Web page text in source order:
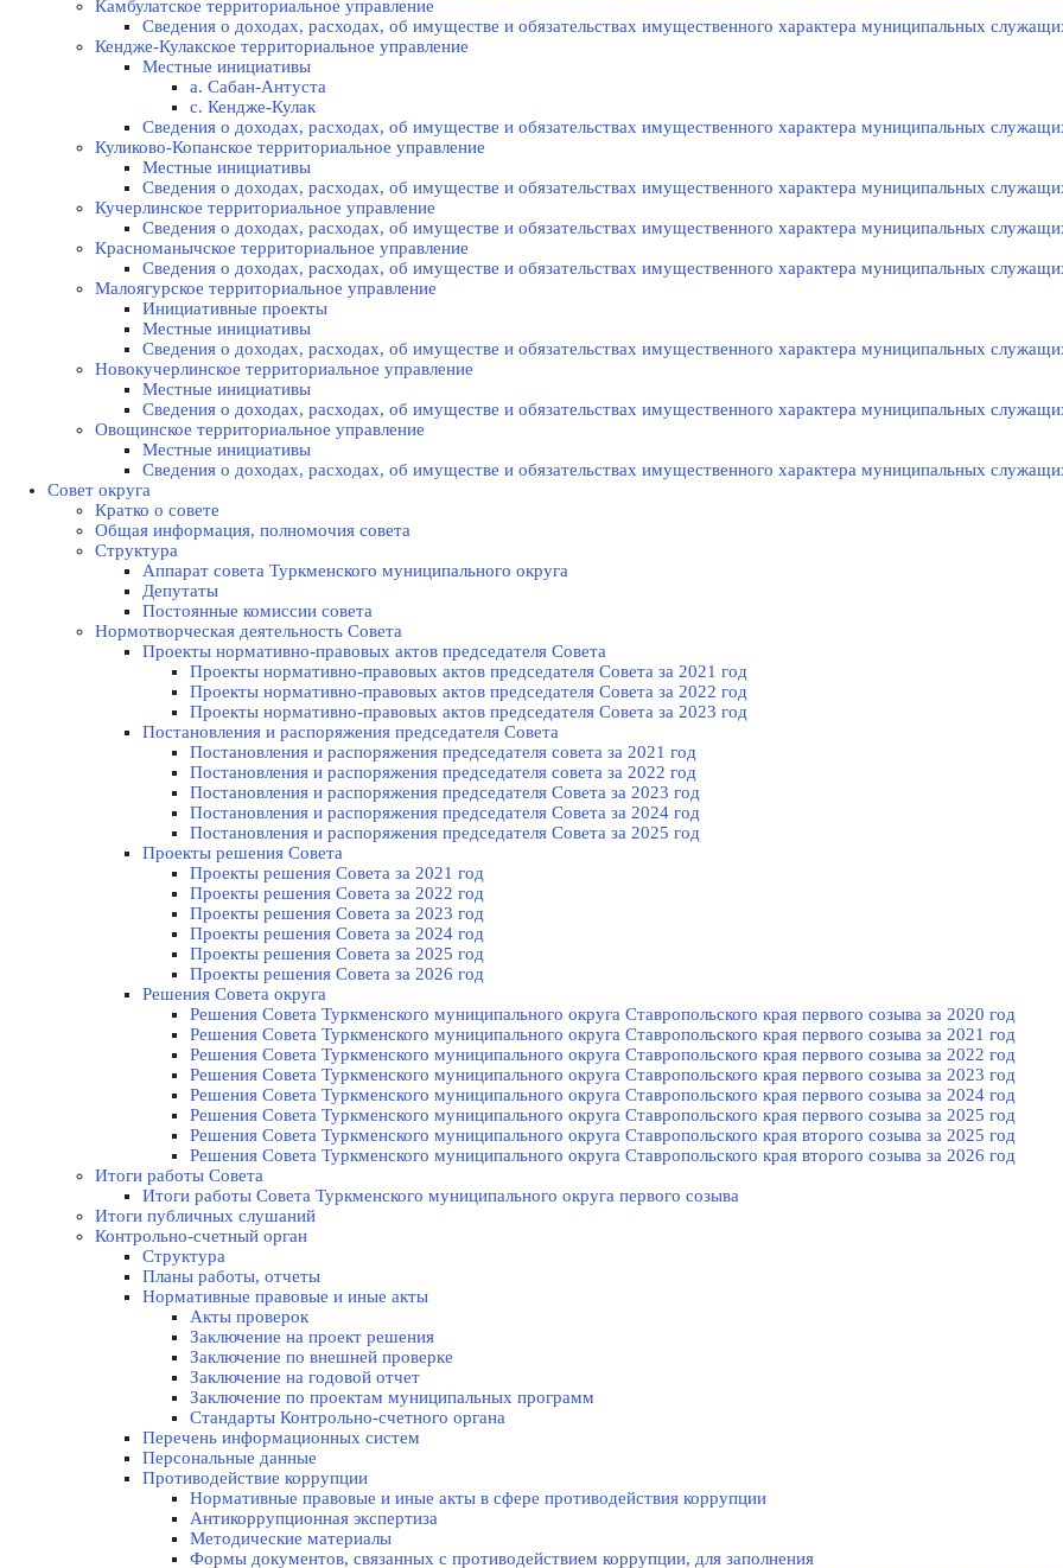
Камбулатское территориальное управление
Сведения о доходах, расходах, об имуществе и обязательствах имущественного характера муниципальных
Кендже-Кулакское территориальное управление
Местные инициативы
а. Сабан-Антуста
с. Кендже-Кулак
Сведения о доходах, расходах, об имуществе и обязательствах имущественного характера муниципальных
Куликово-Копанское территориальное управление
Местные инициативы
Сведения о доходах, расходах, об имуществе и обязательствах имущественного характера муниципальных
Кучерлинское территориальное управление
Сведения о доходах, расходах, об имуществе и обязательствах имущественного характера муниципальных
Красноманычское территориальное управление
Сведения о доходах, расходах, об имуществе и обязательствах имущественного характера муниципальных
Малоягурское территориальное управление
Инициативные проекты
Местные инициативы
Сведения о доходах, расходах, об имуществе и обязательствах имущественного характера муниципальных
Новокучерлинское территориальное управление
Местные инициативы
Сведения о доходах, расходах, об имуществе и обязательствах имущественного характера муниципальных
Овощинское территориальное управление
Местные инициативы
Сведения о доходах, расходах, об имуществе и обязательствах имущественного характера муниципальных
Совет округа
Кратко о совете
Общая информация, полномочия совета
Структура
Аппарат совета Туркменского муниципального округа
Депутаты
Постоянные комиссии совета
Нормотворческая деятельность Совета
Проекты нормативно-правовых актов председателя Cовета
Проекты нормативно-правовых актов председателя Cовета за 2021 год
Проекты нормативно-правовых актов председателя Cовета за 2022 год
Проекты нормативно-правовых актов председателя Cовета за 2023 год
Постановления и распоряжения председателя Cовета
Постановления и распоряжения председателя совета за 2021 год
Постановления и распоряжения председателя совета за 2022 год
Постановления и распоряжения председателя Cовета за 2023 год
Постановления и распоряжения председателя Cовета за 2024 год
Постановления и распоряжения председателя Cовета за 2025 год
Проекты решения Cовета
Проекты решения Совета за 2021 год
Проекты решения Совета за 2022 год
Проекты решения Cовета за 2023 год
Проекты решения Совета за 2024 год
Проекты решения Совета за 2025 год
Проекты решения Совета за 2026 год
Решения Совета округа
Решения Совета Туркменского муниципального округа Ставропольского края первого созыва за 2020 год
Решения Совета Туркменского муниципального округа Ставропольского края первого созыва за 2021 год
Решения Совета Туркменского муниципального округа Ставропольского края первого созыва за 2022 год
Решения Совета Туркменского муниципального округа Ставропольского края первого созыва за 2023 год
Решения Совета Туркменского муниципального округа Ставропольского края первого созыва за 2024 год
Решения Совета Туркменского муниципального округа Ставропольского края первого созыва за 2025 год
Решения Совета Туркменского муниципального округа Ставропольского края второго созыва за 2025 год
Решения Совета Туркменского муниципального округа Ставропольского края второго созыва за 2026 год
Итоги работы Совета
Итоги работы Совета Туркменского муниципального округа первого созыва
Итоги публичных слушаний
Контрольно-счетный орган
Структура
Планы работы, отчеты
Нормативные правовые и иные акты
Акты проверок
Заключение на проект решения
Заключение по внешней проверке
Заключение на годовой отчет
Заключение по проектам муниципальных программ
Стандарты Контрольно-счетного органа
Перечень информационных систем
Персональные данные
Противодействие коррупции
Нормативные правовые и иные акты в сфере противодействия коррупции
Антикоррупционная экспертиза
Методические материалы
Формы документов, связанных с противодействием коррупции, для заполнения